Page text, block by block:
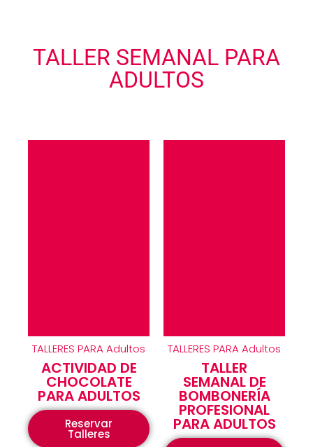
TALLER SEMANAL PARA
ADULTOS
TALLERES PARA Adultos
ACTIVIDAD DE
CHOCOLATE
PARA ADULTOS
Reservar
Talleres
TALLERES PARA Adultos
TALLER
SEMANAL DE
BOMBONERÍA
PROFESIONAL
PARA ADULTOS